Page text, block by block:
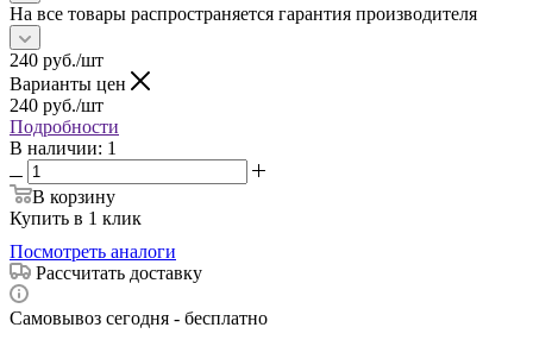
На все товары распространяется гарантия производителя
240 руб./шт
Варианты цен
240 руб./шт
Подробности
В наличии: 1
В корзину
Купить в 1 клик
Посмотреть аналоги
Рассчитать доставку
Самовывоз сегодня - бесплатно